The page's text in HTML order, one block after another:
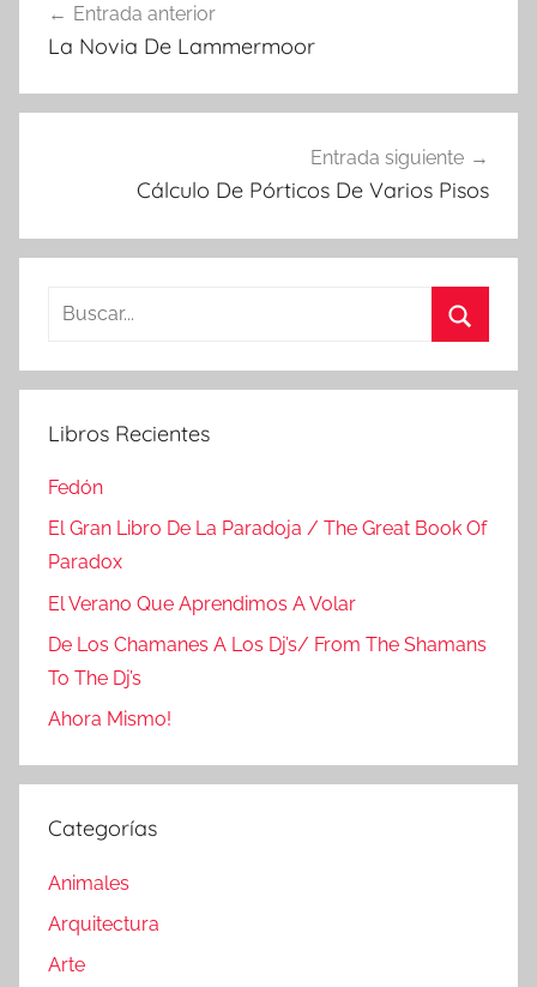
de
Entrada anterior
La Novia De Lammermoor
Entrada siguiente
Cálculo De Pórticos De Varios Pisos
Buscar:
Libros Recientes
Fedón
El Gran Libro De La Paradoja / The Great Book Of
Paradox
El Verano Que Aprendimos A Volar
De Los Chamanes A Los Dj’s/ From The Shamans
To The Dj’s
Ahora Mismo!
Categorías
Animales
Arquitectura
Arte